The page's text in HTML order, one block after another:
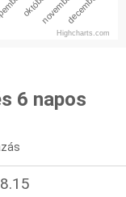
novemberdecember
Highcharts.com
6 napos